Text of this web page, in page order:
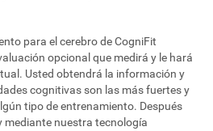
para el cerebro de CogniFit
opcional que medirá y le hará
Usted obtendrá la información y
cognitivas son las más fuertes y
tipo de entrenamiento. Después
mediante nuestra tecnología